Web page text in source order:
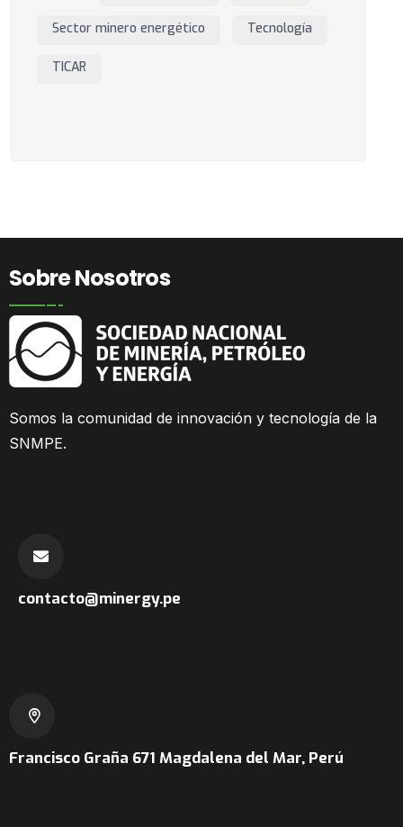
Sector minero energético Tecnología
TICAR
Sobre Nosotros
Somos la comunidad de innovación y tecnología de la
SNMPE.
contacto@minergy.pe
Francisco Graña 671 Magdalena del Mar, Perú